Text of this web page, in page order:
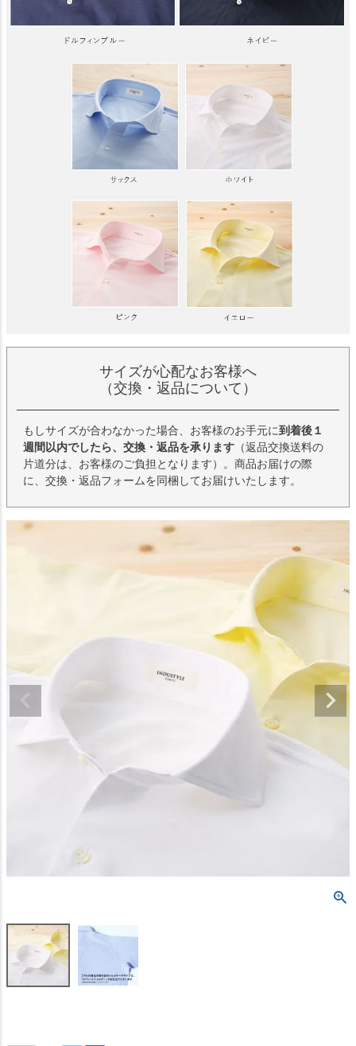
サイズが心配なお客様へ
（交換・返品について）
もしサイズが合わなかった場合、お客様のお手元に到着後１
週間以内でしたら、交換・返品を承ります （返品交換送料の
片道分は、お客様のご負担となります）。商品お届けの際
に、交換・返品フォームを同梱してお届けいたします。